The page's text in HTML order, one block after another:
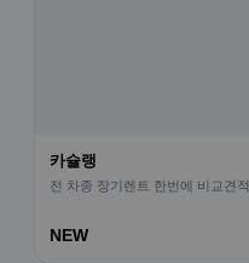
카슐랭
전 차종 장기렌트 한번에 비교견적
NEW